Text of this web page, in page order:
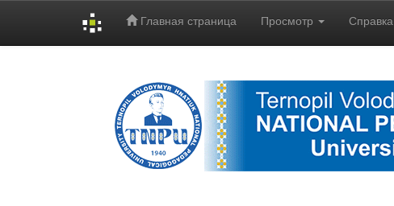
Главная страница Просмотр Справка